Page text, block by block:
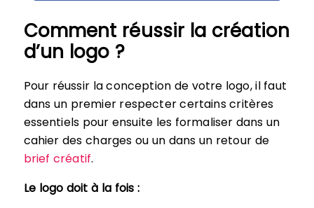
Comment réussir la création
d’un logo ?
Pour réussir la conception de votre logo, il faut
dans un premier respecter certains critères
essentiels pour ensuite les formaliser dans un
cahier des charges ou un dans un retour de
brief créatif.
Le logo doit à la fois :